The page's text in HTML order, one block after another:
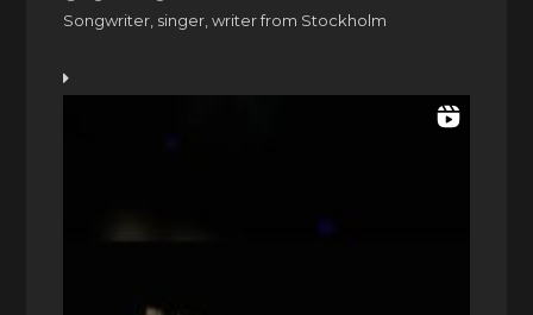
Songwriter, singer, writer from Stockholm